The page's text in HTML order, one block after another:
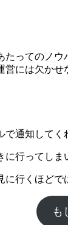
ってのノ
には欠かせ
通知してく
行ってしま
に行くほど
も